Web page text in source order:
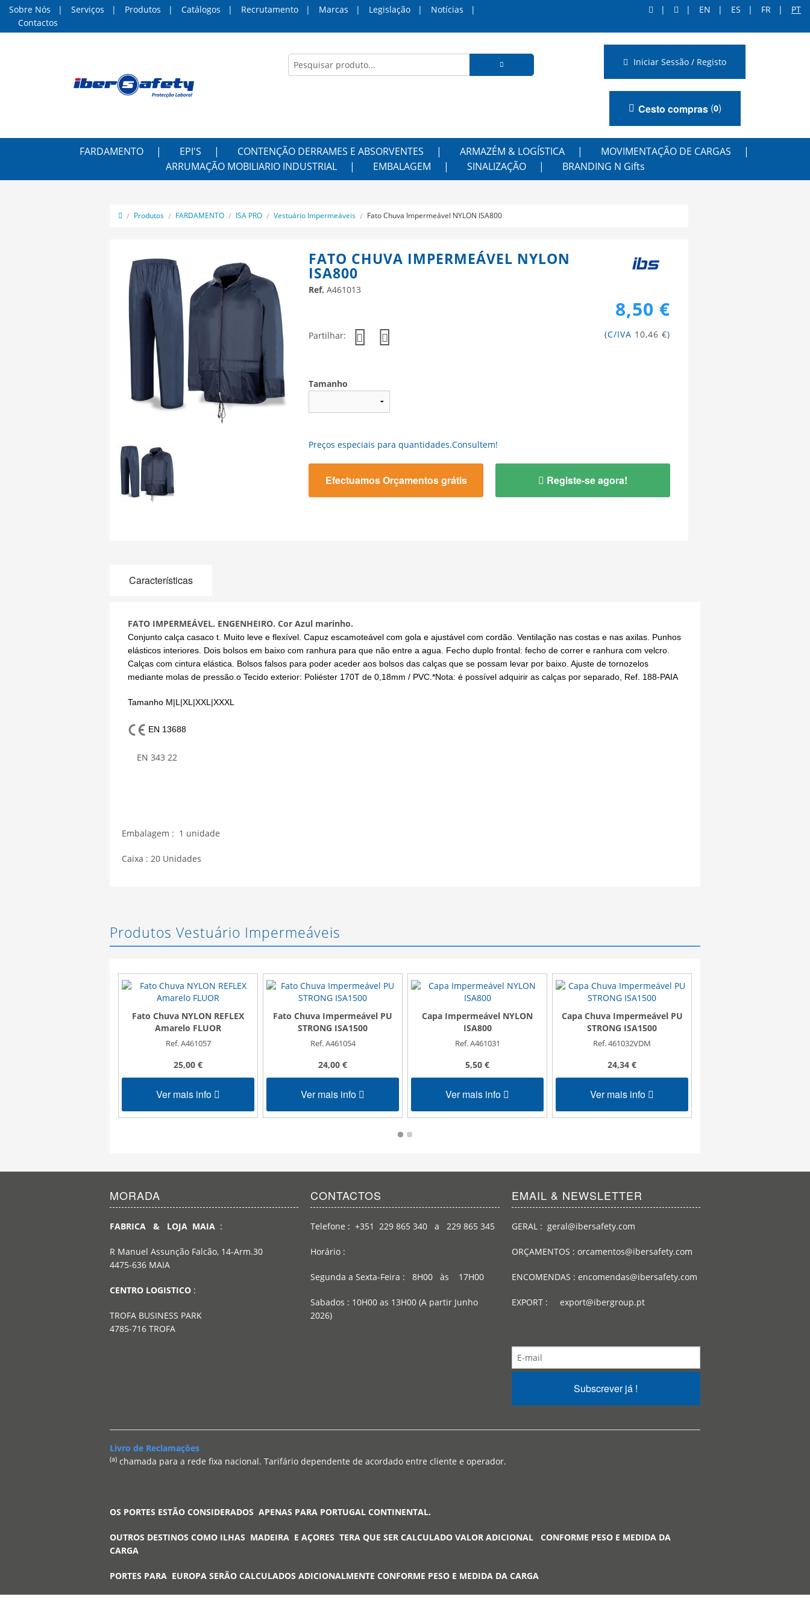
Sobre Nós Serviços Produtos Catálogos Recrutamento Marcas Legislação
Notícias
Contactos
EN ES FR PT
Iniciar Sessão / Registo
Cesto compras(0)
FARDAMENTO EPI'S CONTENÇÃO DERRAMES E ABSORVENTES ARMAZÉM & LOGÍSTICA
MOVIMENTAÇÃO DE CARGAS
ARRUMAÇÃO MOBILIARIO INDUSTRIAL
EMBALAGEM SINALIZAÇÃO BRANDING N Gifts
Produtos FARDAMENTO ISA PRO Vestuário Impermeáveis Fato Chuva Impermeável NYLON ISA800
FATO CHUVA IMPERMEÁVEL NYLON
ISA800
Ref. A461013
8,50 €
(C/IVA 10,46 €)
Partilhar:
Tamanho
Preços especiais para quantidades.Consultem!
Efectuamos Orçamentos grátis Registe-se agora!
Características
FATO IMPERMEÁVEL. ENGENHEIRO. Cor Azul marinho.
Conjunto calça casaco t. Muito leve e flexível. Capuz escamoteável com gola e ajustável com cordão. Ventilação nas costas e nas axilas. Punhos
elásticos interiores. Dois bolsos em baixo com ranhura para que não entre a agua. Fecho duplo frontal: fecho de correr e ranhura com velcro.
Calças com cintura elástica. Bolsos falsos para poder aceder aos bolsos das calças que se possam levar por baixo. Ajuste de tornozelos
mediante molas de pressão.o Tecido exterior: Poliéster 170T de 0,18mm / PVC.*Nota: é possível adquirir as calças por separado, Ref. 188-PAIA
Tamanho M|L|XL|XXL|XXXL
EN 13688
EN 343 22
Embalagem : 1 unidade
Caixa : 20 Unidades
Produtos Vestuário Impermeáveis
Fato Chuva NYLON REFLEX
Amarelo FLUOR
Ref. A461057
25,00 €
Ver mais info
Fato Chuva Impermeável PU
STRONG ISA1500
Ref. A461054
24,00 €
Ver mais info
Capa Impermeável NYLON
ISA800
Ref. A461031
5,50 €
Ver mais info
Capa Chuva Impermeável PU
STRONG ISA1500
Ref. 461032VDM
24,34 €
Ver mais info
MORADA
FABRICA & LOJA MAIA :
R Manuel Assunção Falcão, 14-Arm.30
4475-636 MAIA
CENTRO LOGISTICO :
TROFA BUSINESS PARK
4785-716 TROFA
CONTACTOS
Telefone : +351 229 865 340 a 229 865 345
Horário :
Segunda a Sexta-Feira : 8H00 às 17H00
Sabados : 10H00 as 13H00 (A partir Junho
2026)
EMAIL & NEWSLETTER
GERAL : geral@ibersafety.com
ORÇAMENTOS : orcamentos@ibersafety.com
ENCOMENDAS : encomendas@ibersafety.com
EXPORT : export@ibergroup.pt
Subscrever já !
Livro de Reclamações
(a) chamada para a rede fixa nacional. Tarifário dependente de acordado entre cliente e operador.
OS PORTES ESTÃO CONSIDERADOS APENAS PARA PORTUGAL CONTINENTAL.
OUTROS DESTINOS COMO ILHAS MADEIRA E AÇORES TERA QUE SER CALCULADO VALOR ADICIONAL CONFORME PESO E MEDIDA DA
CARGA
PORTES PARA EUROPA SERÃO CALCULADOS ADICIONALMENTE CONFORME PESO E MEDIDA DA CARGA